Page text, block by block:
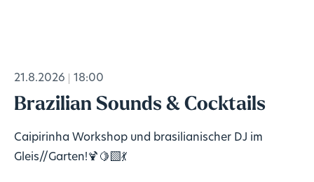
21.8.2026 18:00
Brazilian Sounds & Cocktails
Caipirinha Workshop und brasilianischer DJ im
Gleis//Garten!🍹🍋‍🟩💃